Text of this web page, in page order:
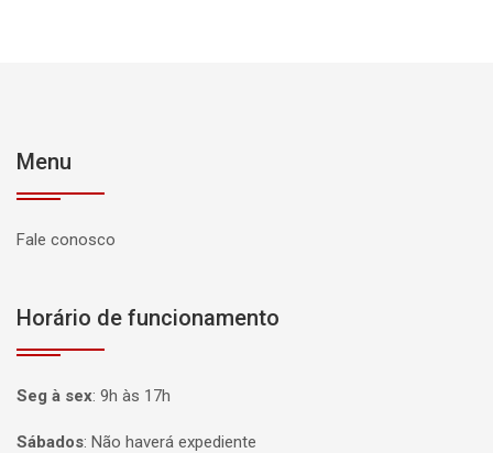
Menu
Fale conosco
Horário de funcionamento
Seg à sex: 9h às 17h
Sábados: Não haverá expediente